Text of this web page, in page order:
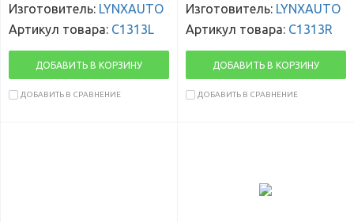
Изготовитель: LYNXAUTO
Артикул товара: C1313L
ДОБАВИТЬ В КОРЗИНУ
ДОБАВИТЬ В СРАВНЕНИЕ
Изготовитель: LYNXAUTO
Артикул товара: C1313R
ДОБАВИТЬ В КОРЗИНУ
ДОБАВИТЬ В СРАВНЕНИЕ